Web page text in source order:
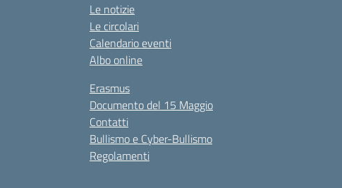
Le notizie
Le circolari
Calendario eventi
Albo online
Erasmus
Documento del 15 Maggio
Contatti
Bullismo e Cyber-Bullismo
Regolamenti